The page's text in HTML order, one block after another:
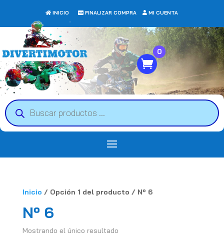
INICIO FINALIZAR COMPRA MI CUENTA
Búsqueda
de
productos
0
Inicio / Opción 1 del producto / Nº 6
Nº 6
Mostrando el único resultado